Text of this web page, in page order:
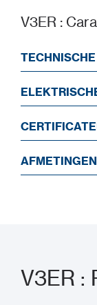
V3ER :
AFMETINGEN
V3ER :